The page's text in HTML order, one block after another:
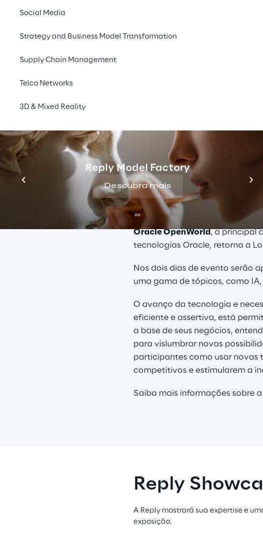
Social Media
Strategy and Business Model Transformation
Supply Chain Management
Telco Networks
3D & Mixed Reality
Reply Model Factory
Descubra mais
A Reply, na qualidade de patrocinador Platinum, junta-se à
Europe oferece insights importantes sobre tecnologias
sessões liderados pelos especialistas da Reply neste setor e
London
Oracle Openworld Europe
Oracle OpenWorld, a principal
tecnologias Oracle, retorna a
Nos dois dias de evento serão
uma gama de tópicos, como
O avanço da tecnologia e
eficiente e assertiva, está
a base de seus negócios,
para vislumbrar novas
participantes como usar novas
competitivos e estimularem a
Saiba mais informações sobre
Reply
A Reply mostrará sua expertise e
exposição.